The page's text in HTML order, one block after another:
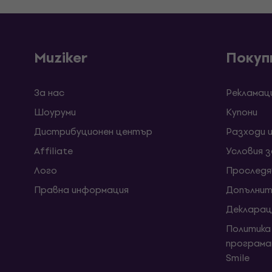
Muziker
За нас
Шоуруми
Дистрибуционен център
Affiliate
Лого
Правна информация
Kупони
Разходи
Условия
Smile